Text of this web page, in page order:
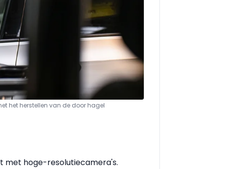
het herstellen van de door hagel
met hoge-resolutiecamera's.